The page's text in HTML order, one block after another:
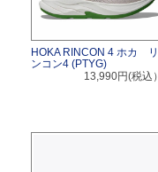
HOKA RINCON 4 ホカ リ
ンコン4 (PTYG)
13,990円(税込）